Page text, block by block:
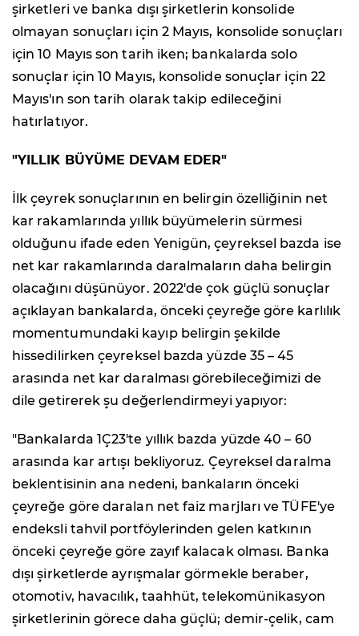
şirketleri ve banka dışı şirketlerin konsolide
olmayan sonuçları için 2 Mayıs, konsolide sonuçları
için 10 Mayıs son tarih iken; bankalarda solo
sonuçlar için 10 Mayıs, konsolide sonuçlar için 22
Mayıs'ın son tarih olarak takip edileceğini
hatırlatıyor.
"YILLIK BÜYÜME DEVAM EDER"
İlk çeyrek sonuçlarının en belirgin özelliğinin net
kar rakamlarında yıllık büyümelerin sürmesi
olduğunu ifade eden Yenigün, çeyreksel bazda ise
net kar rakamlarında daralmaların daha belirgin
olacağını düşünüyor. 2022'de çok güçlü sonuçlar
açıklayan bankalarda, önceki çeyreğe göre karlılık
momentumundaki kayıp belirgin şekilde
hissedilirken çeyreksel bazda yüzde 35 – 45
arasında net kar daralması görebileceğimizi de
dile getirerek şu değerlendirmeyi yapıyor:
"Bankalarda 1Ç23'te yıllık bazda yüzde 40 – 60
arasında kar artışı bekliyoruz. Çeyreksel daralma
beklentisinin ana nedeni, bankaların önceki
çeyreğe göre daralan net faiz marjları ve TÜFE'ye
endeksli tahvil portföylerinden gelen katkının
önceki çeyreğe göre zayıf kalacak olması. Banka
dışı şirketlerde ayrışmalar görmekle beraber,
otomotiv, havacılık, taahhüt, telekomünikasyon
şirketlerinin görece daha güçlü; demir-çelik, cam